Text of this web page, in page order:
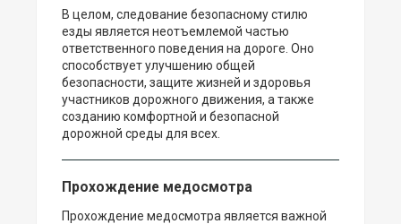
В целом, следование безопасному стилю
езды является неотъемлемой частью
ответственного поведения на дороге. Оно
способствует улучшению общей
безопасности, защите жизней и здоровья
участников дорожного движения, а также
созданию комфортной и безопасной
дорожной среды для всех.
Прохождение медосмотра
Прохождение медосмотра является важной